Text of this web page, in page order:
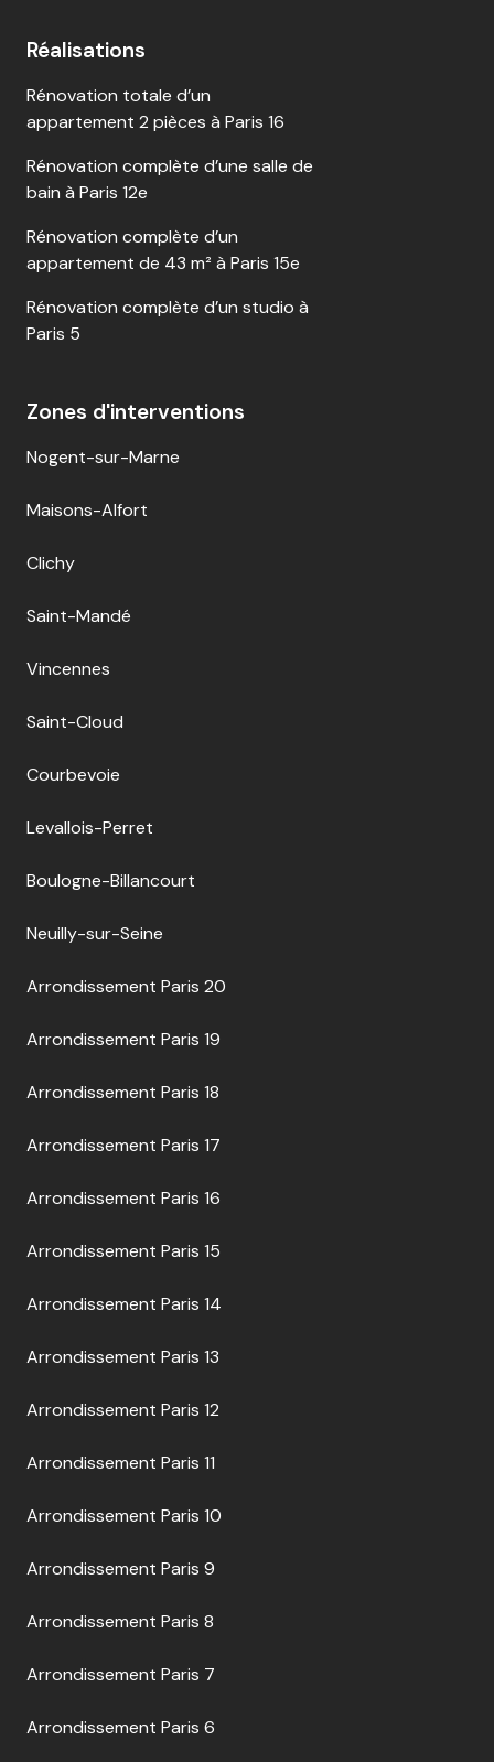
Réalisations
Rénovation totale d’un
appartement 2 pièces à Paris 16
Rénovation complète d’une salle de
bain à Paris 12e
Rénovation complète d’un
appartement de 43 m² à Paris 15e
Rénovation complète d’un studio à
Paris 5
Zones d'interventions
Nogent-sur-Marne
Maisons-Alfort
Clichy
Saint-Mandé
Vincennes
Saint-Cloud
Courbevoie
Levallois-Perret
Boulogne-Billancourt
Neuilly-sur-Seine
Arrondissement Paris 20
Arrondissement Paris 19
Arrondissement Paris 18
Arrondissement Paris 17
Arrondissement Paris 16
Arrondissement Paris 15
Arrondissement Paris 14
Arrondissement Paris 13
Arrondissement Paris 12
Arrondissement Paris 11
Arrondissement Paris 10
Arrondissement Paris 9
Arrondissement Paris 8
Arrondissement Paris 7
Arrondissement Paris 6